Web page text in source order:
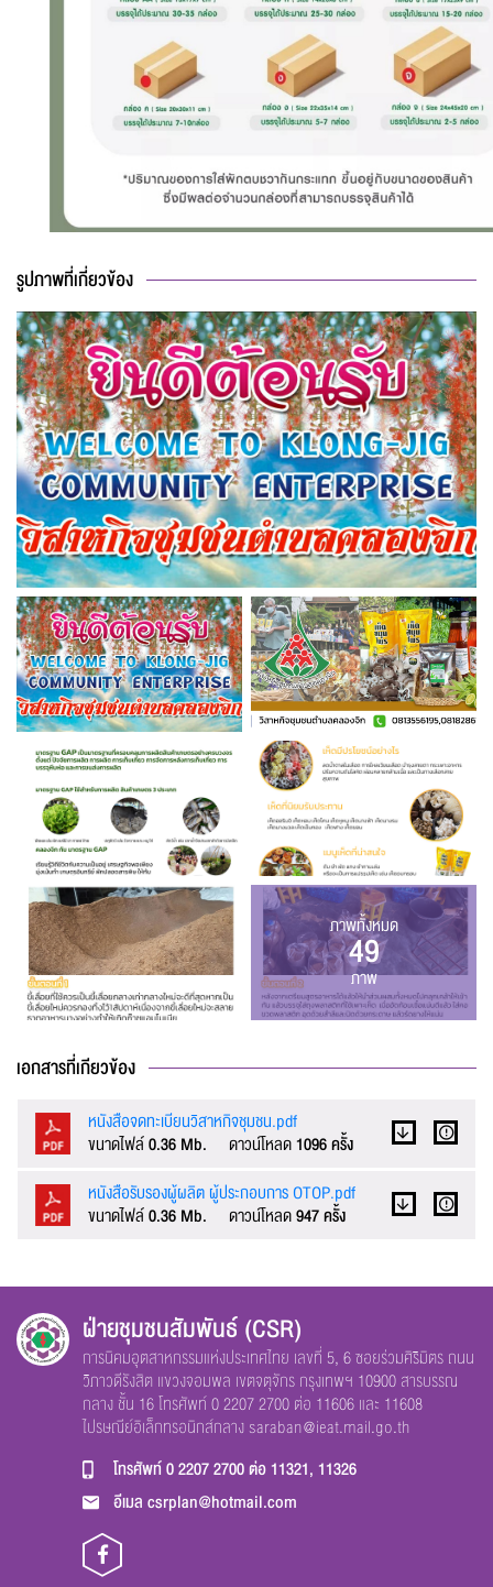
รูปภาพที่เกี่ยวข้อง
ภาพทั้งหมด
49
ภาพ
เอกสารที่เกียวข้อง
หนังสือจดทะเบียนวิสาหกิจชุมชน.pdf
ขนาดไฟล์0.36 Mb. ดาวน์โหลด1096 ครั้ง
หนังสือรับรองผู้ผลิต ผู้ประกอบการ OTOP.pdf
ขนาดไฟล์0.36 Mb. ดาวน์โหลด947 ครั้ง
ฝ่ายชุมชนสัมพันธ์ (CSR)
การนิคมอุตสาหกรรมแห่งประเทศไทย เลขที่ 5, 6 ซอยร่วมศิริมิตร ถนน
วิภาวดีรังสิต แขวงจอมพล เขตจตุจักร กรุงเทพฯ 10900 สารบรรณ
กลาง ชั้น 16 โทรศัพท์ 0 2207 2700 ต่อ 11606 และ 11608
ไปรษณีย์อิเล็กทรอนิกส์กลางsaraban@ieat.mail.go.th
โทรศัพท์0 2207 2700 ต่อ 11321, 11326
อีเมลcsrplan@hotmail.com